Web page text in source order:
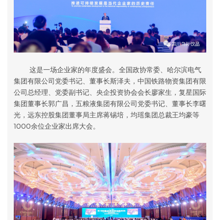
这是一场企业家的年度盛会。全国政协常委、哈尔滨电气
集团有限公司党委书记、董事长斯泽夫，中国铁路物资集团有限
公司总经理、党委副书记、央企投资协会会长廖家生，复星国际
集团董事长郭广昌，五粮液集团有限公司党委书记、董事长李曙
光，远东控股集团董事局主席蒋锡培，均瑶集团总裁王均豪等
1000余位企业家出席大会。